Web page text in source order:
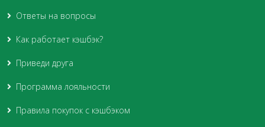
Ответы на вопросы
Как работает кэшбэк?
Приведи друга
Программа лояльности
Правила покупок с кэшбэком